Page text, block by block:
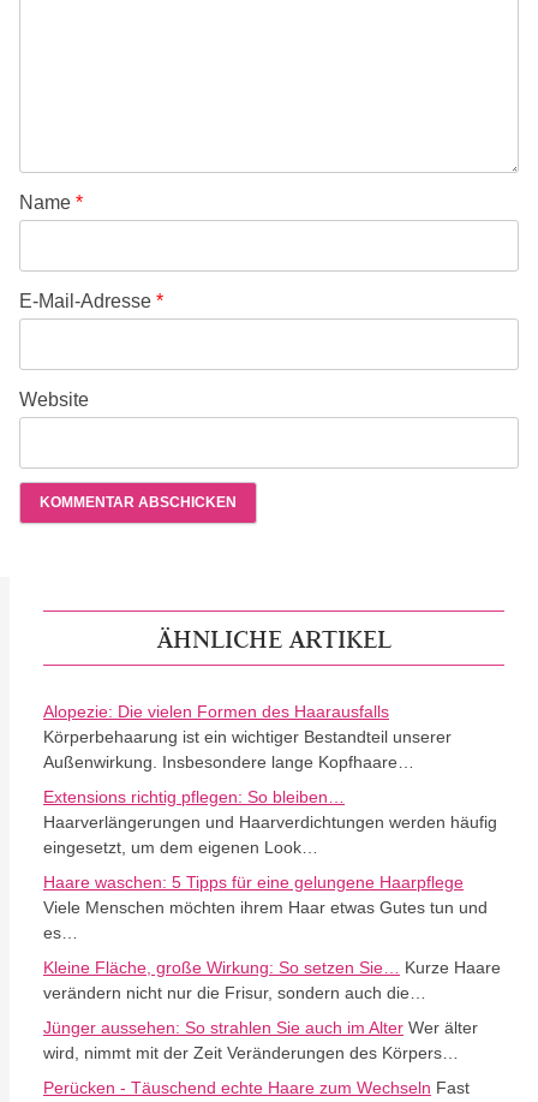
Name *
E-Mail-Adresse *
Website
ÄHNLICHE ARTIKEL
Alopezie: Die vielen Formen des Haarausfalls
Körperbehaarung ist ein wichtiger Bestandteil unserer
Außenwirkung. Insbesondere lange Kopfhaare…
Extensions richtig pflegen: So bleiben…
Haarverlängerungen und Haarverdichtungen werden häufig
eingesetzt, um dem eigenen Look…
Haare waschen: 5 Tipps für eine gelungene Haarpflege
Viele Menschen möchten ihrem Haar etwas Gutes tun und
es…
Kleine Fläche, große Wirkung: So setzen Sie… Kurze Haare
verändern nicht nur die Frisur, sondern auch die…
Jünger aussehen: So strahlen Sie auch im Alter Wer älter
wird, nimmt mit der Zeit Veränderungen des Körpers…
Perücken - Täuschend echte Haare zum Wechseln Fast